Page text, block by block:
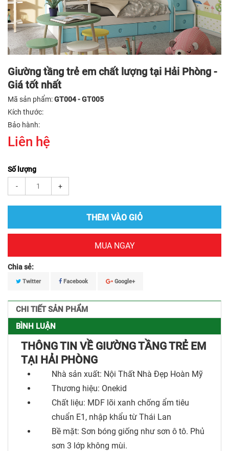
Giường tầng trẻ em chất lượng tại Hải Phòng -
Giá tốt nhất
Mã sản phẩm:GT004 - GT005
Kích thước:
Bảo hành:
Liên hệ
Số lượng
- +
THÊM VÀO GIỎ
MUA NGAY
Chia sẻ:
Twitter Facebook Google+
CHI TIẾT SẢN PHẨM
BÌNH LUẬN
THÔNG TIN VỀ GIƯỜNG TẦNG TRẺ EM
TẠI HẢI PHÒNG
Nhà sản xuất: Nội Thất Nhà Đẹp Hoàn Mỹ
Thương hiệu: Onekid
Chất liệu: MDF lõi xanh chống ẩm tiêu
chuẩn E1, nhập khẩu từ Thái Lan
Bề mặt: Sơn bóng giống như sơn ô tô. Phủ
sơn 3 lớp không mùi.